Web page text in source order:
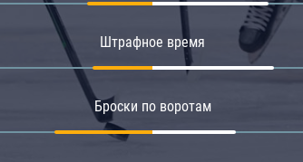
Штрафное время
Броски по воротам